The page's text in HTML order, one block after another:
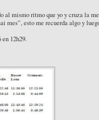
al mismo ritmo que yo y cruza la
mes”, esto me recuerda algo y
12h29.